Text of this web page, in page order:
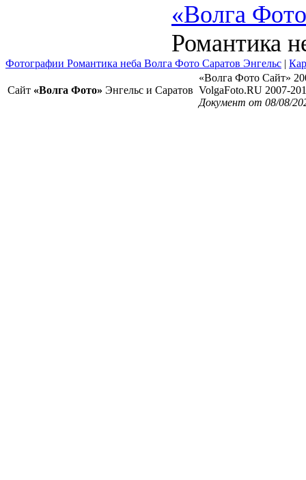
«Волга
Романтика
Фотографии Романтика неба Волга Фото Саратов Энгельс |
Сайт «Волга Фото» Энгельс и Саратов
«Волга Фото Сайт»
VolgaFoto.RU 2007-
Документ от 08/08/